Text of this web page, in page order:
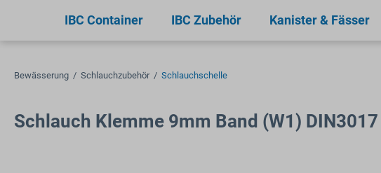
Zur Hauptnavigation springen
IBC Container IBC Zubehör Kanister & Fässer
Bewässerung / Schlauchzubehör / Schlauchschelle
Schlauch Klemme 9mm Band (W1) DIN3017